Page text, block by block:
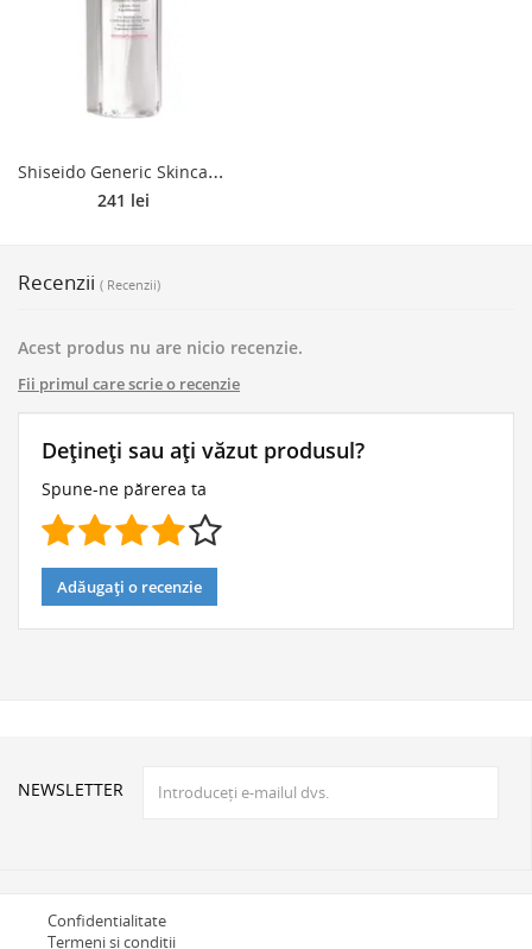
S
hiseido Generic Skincare Treatment Softener lotiune hidratanta pentru fata pentru piele normală și mixtă 150 ml
241 lei
Recenzii ( Recenzii)
Acest produs nu are nicio recenzie.
Fii primul care scrie o recenzie
Dețineți sau ați văzut produsul?
Spune-ne părerea ta
Adăugați o recenzie
NEWSLETTER
Confidentialitate
Termeni si conditii